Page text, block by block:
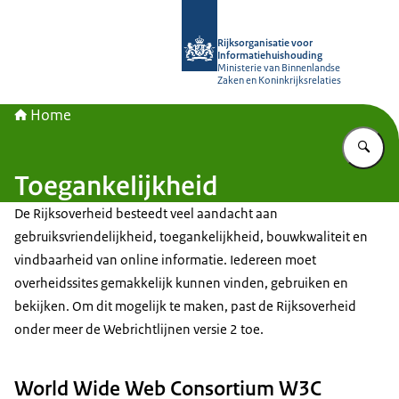
Rijksorganisatie voor
Informatiehuishouding
Ministerie van Binnenlandse
Zaken en Koninkrijksrelaties
Home
Toegankelijkheid
De Rijksoverheid besteedt veel aandacht aan
gebruiksvriendelijkheid, toegankelijkheid, bouwkwaliteit en
vindbaarheid van online informatie. Iedereen moet
overheidssites gemakkelijk kunnen vinden, gebruiken en
bekijken. Om dit mogelijk te maken, past de Rijksoverheid
onder meer de Webrichtlijnen versie 2 toe.
World Wide Web Consortium W3C